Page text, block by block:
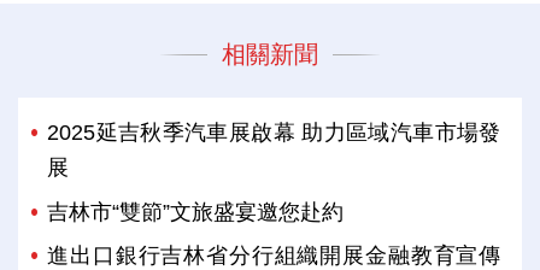
相關新聞
2025延吉秋季汽車展啟幕 助力區域汽車市場發
展
吉林市“雙節”文旅盛宴邀您赴約
進出口銀行吉林省分行組織開展金融教育宣傳